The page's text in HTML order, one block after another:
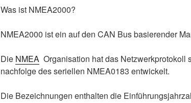
Was ist NMEA2000?
NMEA2000 ist ein auf den CAN Bus basierender
Die NMEA Organisation hat das Netzwerkprotokoll
nachfolge des seriellen NMEA0183 entwickelt.
Die Bezeichnungen enthalten die